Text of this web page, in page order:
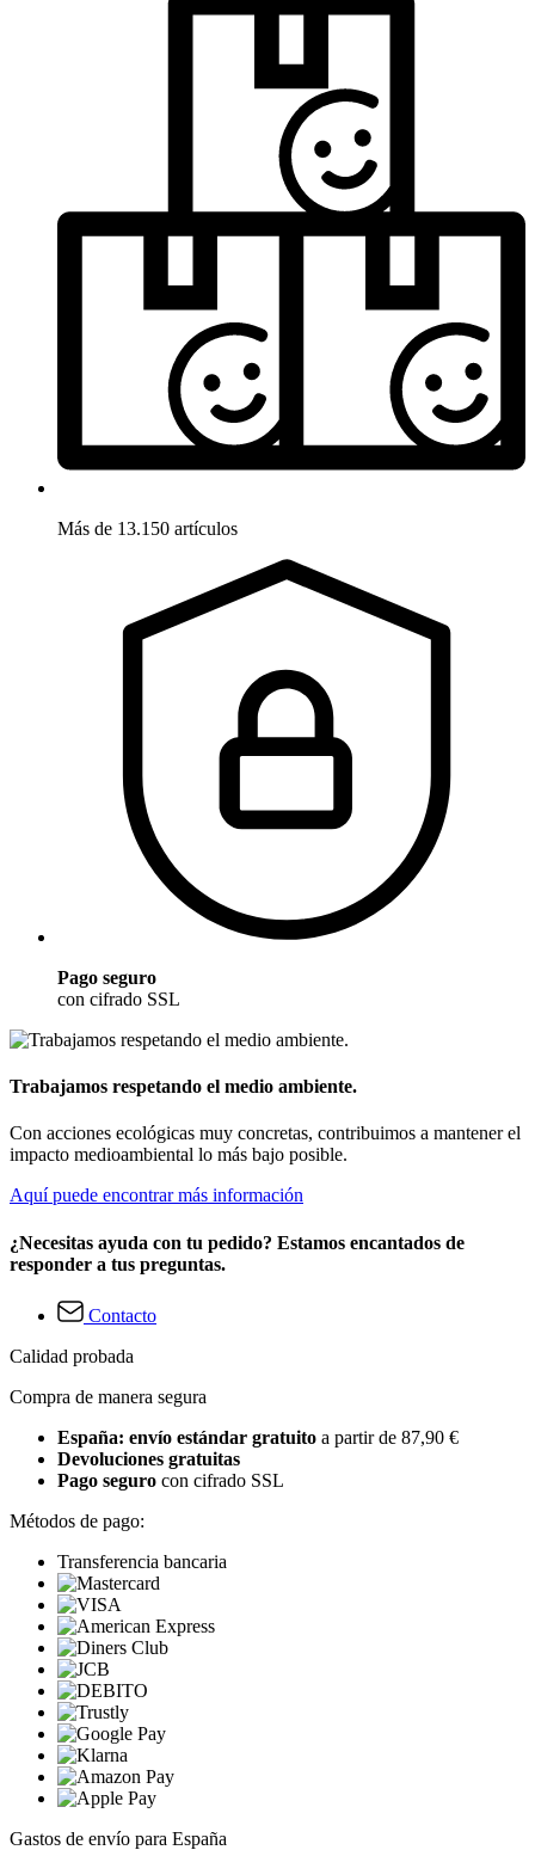
Más de 13.150 artículos
Pago seguro
con cifrado SSL
Trabajamos respetando el medio ambiente.
Con acciones ecológicas muy concretas, contribuimos a mantener el
impacto medioambiental lo más bajo posible.
Aquí puede encontrar más información
¿Necesitas ayuda con tu pedido? Estamos encantados de
responder a tus preguntas.
Contacto
Calidad probada
Compra de manera segura
España: envío estándar gratuito a partir de 87,90 €
Devoluciones gratuitas
Pago seguro con cifrado SSL
Métodos de pago:
Transferencia bancaria
Gastos de envío para España